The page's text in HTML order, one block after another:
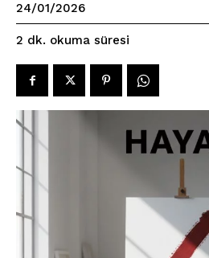
24/01/2026
2 dk. okuma süresi